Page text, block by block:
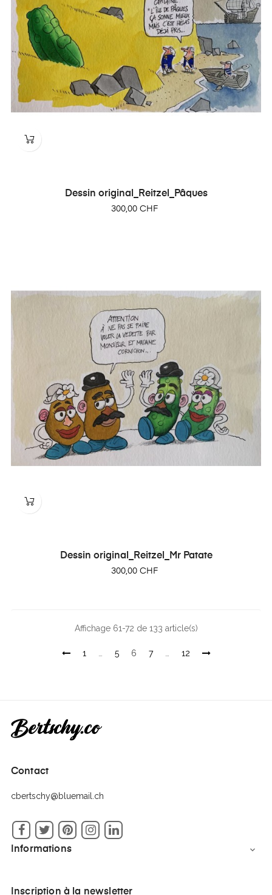
Dessin original_Reitzel_Pâques
Prix
300,00 CHF
Dessin original_Reitzel_Mr Patate
Prix
300,00 CHF
Affichage 61-72 de 133 article(s)
1 5 6 7 12
Contact
cbertschy@bluemail.ch
Facebook
Twitter PinterestInstagram
Informations

Inscription à la newsletter